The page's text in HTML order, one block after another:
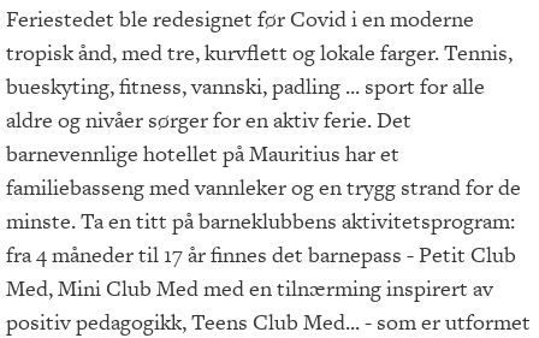
Feriestedet ble redesignet før Covid i en moderne
tropisk ånd, med tre, kurvflett og lokale farger. Tennis,
bueskyting, fitness, vannski, padling ... sport for alle
aldre og nivåer sørger for en aktiv ferie. Det
barnevennlige hotellet på Mauritius har et
familiebasseng med vannleker og en trygg strand for de
minste. Ta en titt på barneklubbens aktivitetsprogram:
fra 4 måneder til 17 år finnes det barnepass - Petit Club
Med, Mini Club Med med en tilnærming inspirert av
positiv pedagogikk, Teens Club Med... - som er utformet